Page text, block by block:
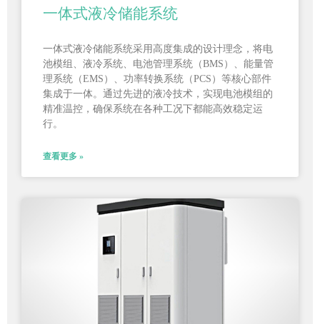
一体式液冷储能系统
一体式液冷储能系统采用高度集成的设计理念，将电
池模组、液冷系统、电池管理系统（BMS）、能量管
理系统（EMS）、功率转换系统（PCS）等核心部件
集成于一体。通过先进的液冷技术，实现电池模组的
精准温控，确保系统在各种工况下都能高效稳定运
行。
查看更多 »